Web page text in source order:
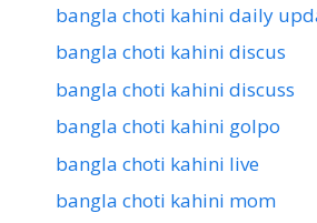
bangla choti kahini daily
bangla choti kahini discus
bangla choti kahini discuss
bangla choti kahini golpo
bangla choti kahini live
bangla choti kahini mom